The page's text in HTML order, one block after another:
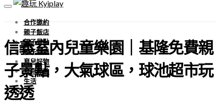
合作邀約
親子飯店
親子景點
親子餐廳
育兒好物
育兒經驗
生活
信義室內兒童樂園｜基隆免費親
子景點，大氣球區，球池超市玩
透透